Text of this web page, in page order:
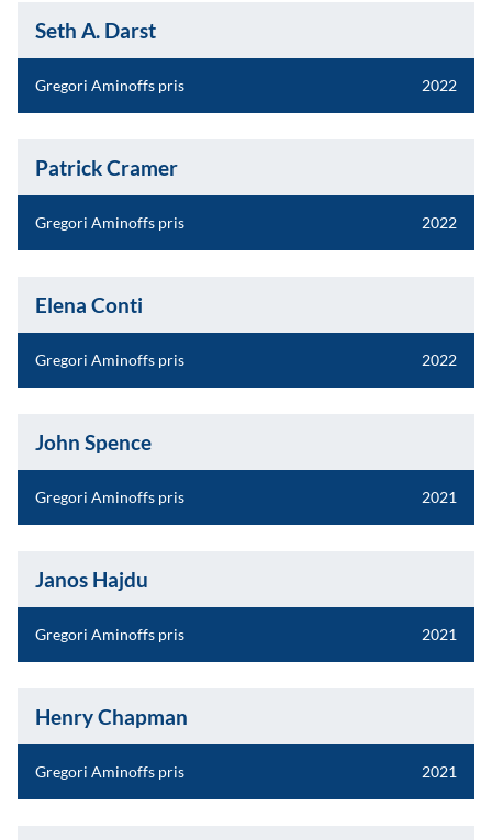
Seth A. Darst
Gregori Aminoffs pris 2022
Patrick Cramer
Gregori Aminoffs pris 2022
Elena Conti
Gregori Aminoffs pris 2022
John Spence
Gregori Aminoffs pris 2021
Janos Hajdu
Gregori Aminoffs pris 2021
Henry Chapman
Gregori Aminoffs pris 2021